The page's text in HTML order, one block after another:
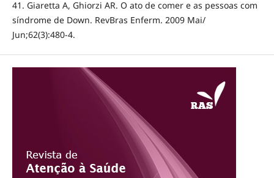
41. Giaretta A, Ghiorzi AR. O ato de comer e as pessoas com
síndrome de Down. RevBras Enferm. 2009 Mai/
Jun;62(3):480-4.